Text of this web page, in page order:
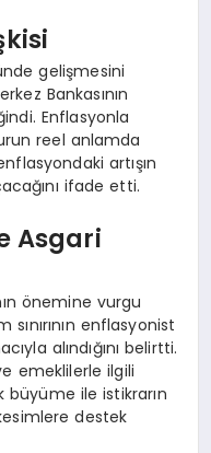
gelişmesini
Bankasının
Enflasyonla
reel anlamda
artışın
ifade etti.
Asgari
önemine vurgu
enflasyonist
alındığını belirtti.
emeklilerle ilgili
büyüme ile istikrarın
destek